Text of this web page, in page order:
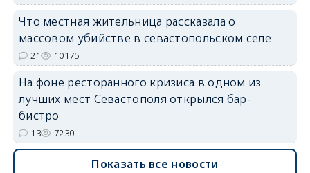
Что местная жительница рассказала о
массовом убийстве в севастопольском селе
21 10175
На фоне ресторанного кризиса в одном из
лучших мест Севастополя открылся бар-
бистро
13 7230
Показать все новости